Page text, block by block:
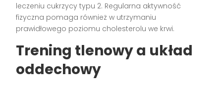
leczeniu cukrzycy typu 2. Regularna aktywność
fizyczna pomaga również w utrzymaniu
prawidłowego poziomu cholesterolu we krwi.
Trening tlenowy a układ
oddechowy